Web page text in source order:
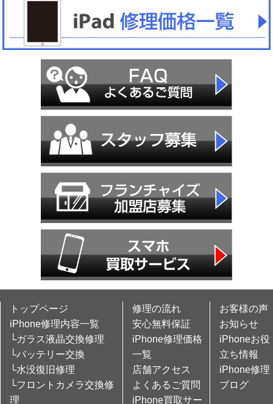
トップページ
iPhone修理内容一覧
└ガラス液晶交換修理
└バッテリー交換
└水没復旧修理
└フロントカメラ交換修
理
修理の流れ
安心無料保証
iPhone修理価格
一覧
店舗アクセス
よくあるご質問
iPhone買取サー
お客様の声
お知らせ
iPhoneお役
立ち情報
iPhone修理
ブログ